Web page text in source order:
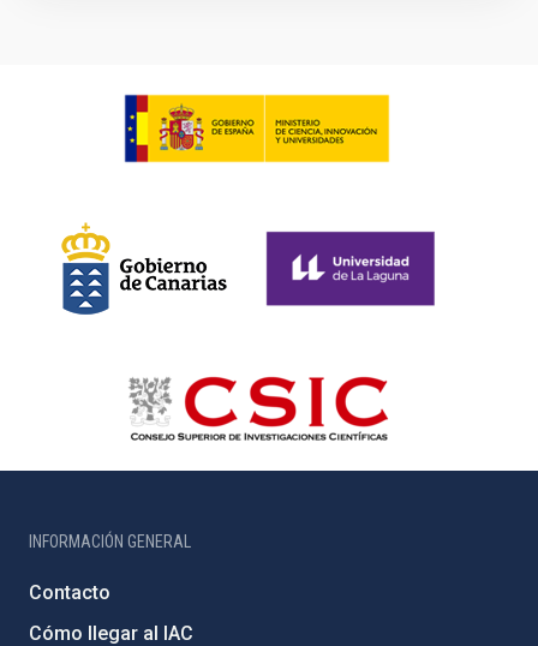
INFORMACIÓN GENERAL
Contacto
Cómo llegar al IAC